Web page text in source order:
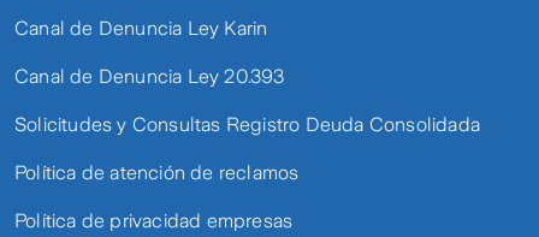
Canal de Denuncia Ley Karin
Canal de Denuncia Ley 20.393
Solicitudes y Consultas Registro Deuda Consolidada
Política de atención de reclamos
Política de privacidad empresas